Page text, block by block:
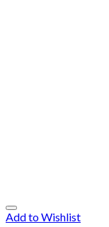
Add to Wishlist